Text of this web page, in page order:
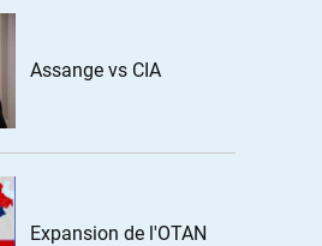
Assange vs CIA
Expansion de l'OTAN